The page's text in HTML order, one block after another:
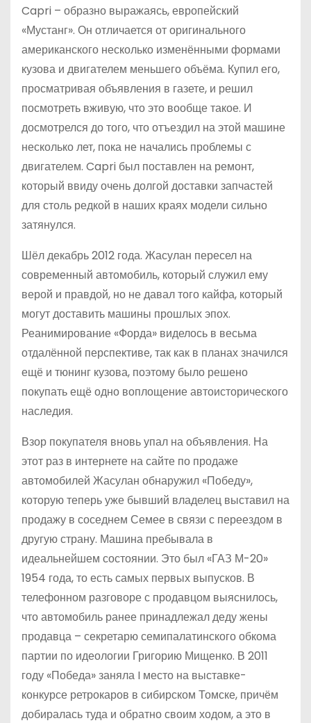
Capri – образно выражаясь, европейский
«Мустанг». Он отличается от оригинального
американского несколько изменёнными формами
кузова и двигателем меньшего объёма. Купил его,
просматривая объявления в газете, и решил
посмотреть вживую, что это вообще такое. И
досмотрелся до того, что отъездил на этой машине
несколько лет, пока не начались проблемы с
двигателем. Capri был поставлен на ремонт,
который ввиду очень долгой доставки запчастей
для столь редкой в наших краях модели сильно
затянулся.
Шёл декабрь 2012 года. Жасулан пересел на
современный автомобиль, который служил ему
верой и правдой, но не давал того кайфа, который
могут доставить машины прошлых эпох.
Реанимирование «Форда» виделось в весьма
отдалённой перспективе, так как в планах значился
ещё и тюнинг кузова, поэтому было решено
покупать ещё одно воплощение автоисторического
наследия.
Взор покупателя вновь упал на объявления. На
этот раз в интернете на сайте по продаже
автомобилей Жасулан обнаружил «Победу»,
которую теперь уже бывший владелец выставил на
продажу в соседнем Семее в связи с переездом в
другую страну. Машина пребывала в
идеальнейшем состоянии. Это был «ГАЗ М-20»
1954 года, то есть самых первых выпусков. В
телефонном разговоре с продавцом выяснилось,
что автомобиль ранее принадлежал деду жены
продавца – секретарю семипалатинского обкома
партии по идеологии Григорию Мищенко. В 2011
году «Победа» заняла I место на выставке-
конкурсе ретрокаров в сибирском Томске, причём
добиралась туда и обратно своим ходом, а это в